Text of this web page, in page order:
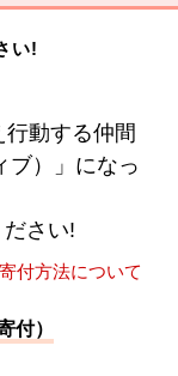
い!
動する仲間
ブ）」になっ
さい!
付方法について
付）